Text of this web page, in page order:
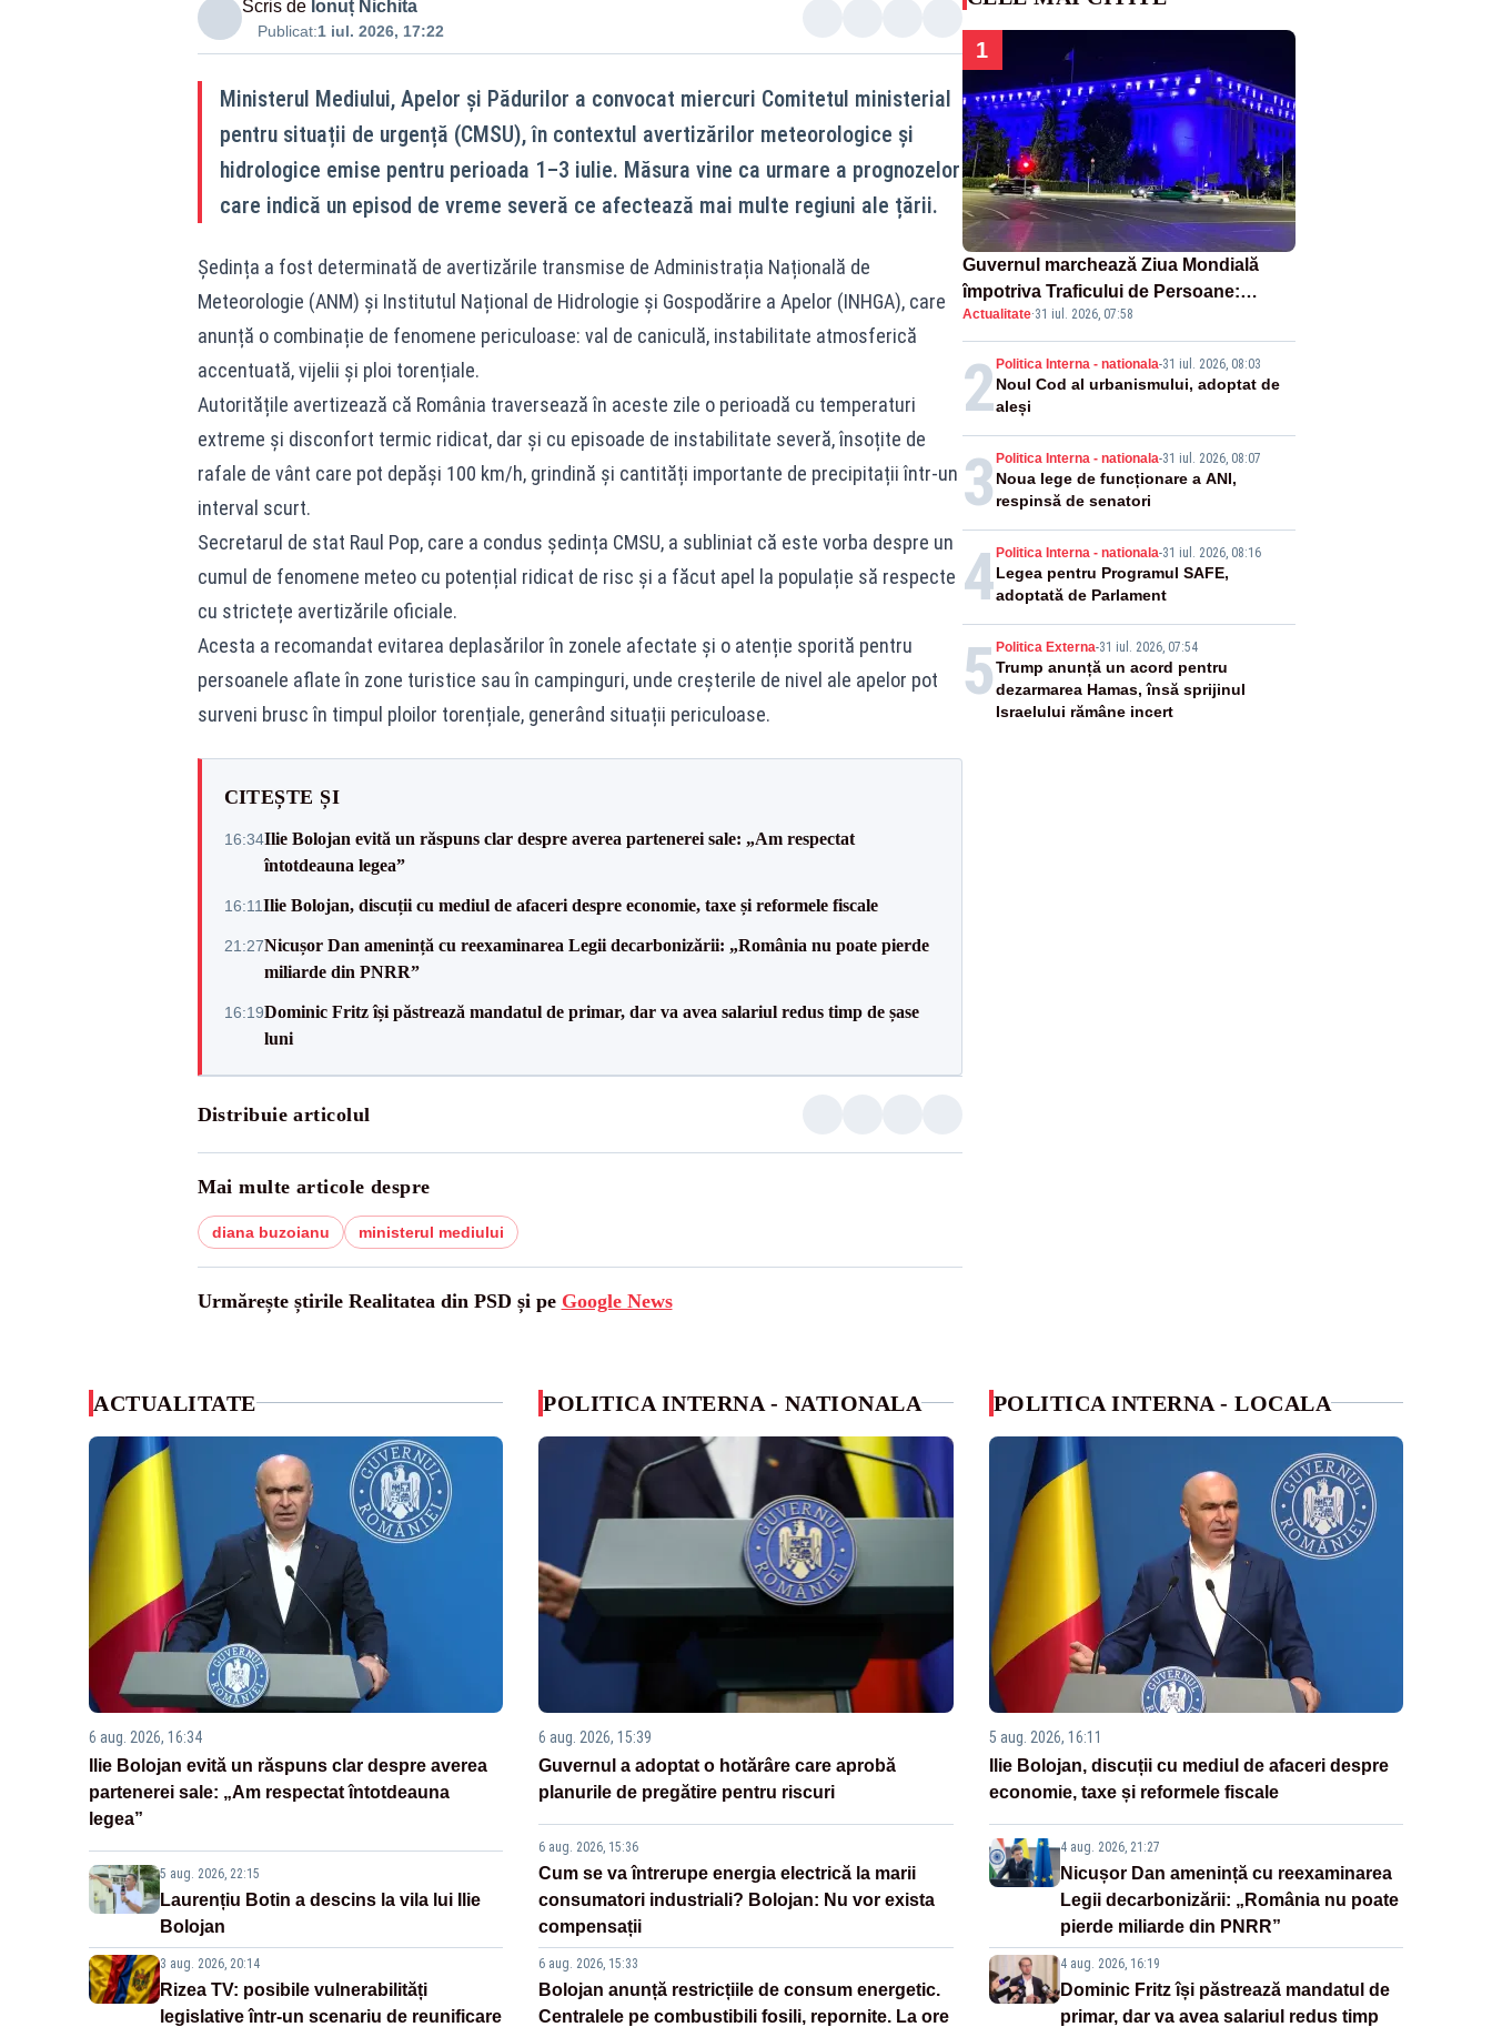
Scris de Ionuț Nichita
Publicat:1 iul. 2026, 17:22
Ministerul Mediului, Apelor și Pădurilor a convocat miercuri Comitetul ministerial
pentru situații de urgență (CMSU), în contextul avertizărilor meteorologice și
hidrologice emise pentru perioada 1–3 iulie. Măsura vine ca urmare a prognozelor
care indică un episod de vreme severă ce afectează mai multe regiuni ale țării.
Ședința a fost determinată de avertizările transmise de Administrația Națională de
Meteorologie (ANM) și Institutul Național de Hidrologie și Gospodărire a Apelor (INHGA), care
anunță o combinație de fenomene periculoase: val de caniculă, instabilitate atmosferică
accentuată, vijelii și ploi torențiale.
Autoritățile avertizează că România traversează în aceste zile o perioadă cu temperaturi
extreme și disconfort termic ridicat, dar și cu episoade de instabilitate severă, însoțite de
rafale de vânt care pot depăși 100 km/h, grindină și cantități importante de precipitații într-un
interval scurt.
Secretarul de stat Raul Pop, care a condus ședința CMSU, a subliniat că este vorba despre un
cumul de fenomene meteo cu potențial ridicat de risc și a făcut apel la populație să respecte
cu strictețe avertizările oficiale.
Acesta a recomandat evitarea deplasărilor în zonele afectate și o atenție sporită pentru
persoanele aflate în zone turistice sau în campinguri, unde creșterile de nivel ale apelor pot
surveni brusc în timpul ploilor torențiale, generând situații periculoase.
CITEȘTE ȘI
16:34Ilie Bolojan evită un răspuns clar despre averea partenerei sale: „Am respectat
întotdeauna legea”
16:11Ilie Bolojan, discuții cu mediul de afaceri despre economie, taxe și reformele fiscale
21:27Nicușor Dan amenință cu reexaminarea Legii decarbonizării: „România nu poate pierde
miliarde din PNRR”
16:19Dominic Fritz își păstrează mandatul de primar, dar va avea salariul redus timp de șase
luni
Distribuie articolul
Mai multe articole despre
diana buzoianu ministerul mediului
Urmărește știrile Realitatea din PSD și pe Google News
1
Guvernul marchează Ziua Mondială
împotriva Traficului de Persoane:
Palatul Victoria, iluminat în albastru
Actualitate·31 iul. 2026, 07:58
2Politica Interna - nationala-31 iul. 2026, 08:03
Noul Cod al urbanismului, adoptat de
aleși
3 Politica Interna - nationala-31 iul. 2026, 08:07
Noua lege de funcționare a ANI,
respinsă de senatori
4Politica Interna - nationala-31 iul. 2026, 08:16
Legea pentru Programul SAFE,
adoptată de Parlament
5 Politica Externa-31 iul. 2026, 07:54
Trump anunță un acord pentru
dezarmarea Hamas, însă sprijinul
Israelului rămâne incert
ACTUALITATE
6 aug. 2026, 16:34
Ilie Bolojan evită un răspuns clar despre averea
partenerei sale: „Am respectat întotdeauna
legea”
5 aug. 2026, 22:15
Laurențiu Botin a descins la vila lui Ilie
Bolojan
3 aug. 2026, 20:14
Rizea TV: posibile vulnerabilități
legislative într-un scenariu de reunificare
POLITICA INTERNA - NATIONALA
6 aug. 2026, 15:39
Guvernul a adoptat o hotărâre care aprobă
planurile de pregătire pentru riscuri
6 aug. 2026, 15:36
Cum se va întrerupe energia electrică la marii
consumatori industriali? Bolojan: Nu vor exista
compensații
6 aug. 2026, 15:33
Bolojan anunță restricțiile de consum energetic.
Centralele pe combustibili fosili, repornite. La ore
POLITICA INTERNA - LOCALA
5 aug. 2026, 16:11
Ilie Bolojan, discuții cu mediul de afaceri despre
economie, taxe și reformele fiscale
4 aug. 2026, 21:27
Nicușor Dan amenință cu reexaminarea
Legii decarbonizării: „România nu poate
pierde miliarde din PNRR”
4 aug. 2026, 16:19
Dominic Fritz își păstrează mandatul de
primar, dar va avea salariul redus timp